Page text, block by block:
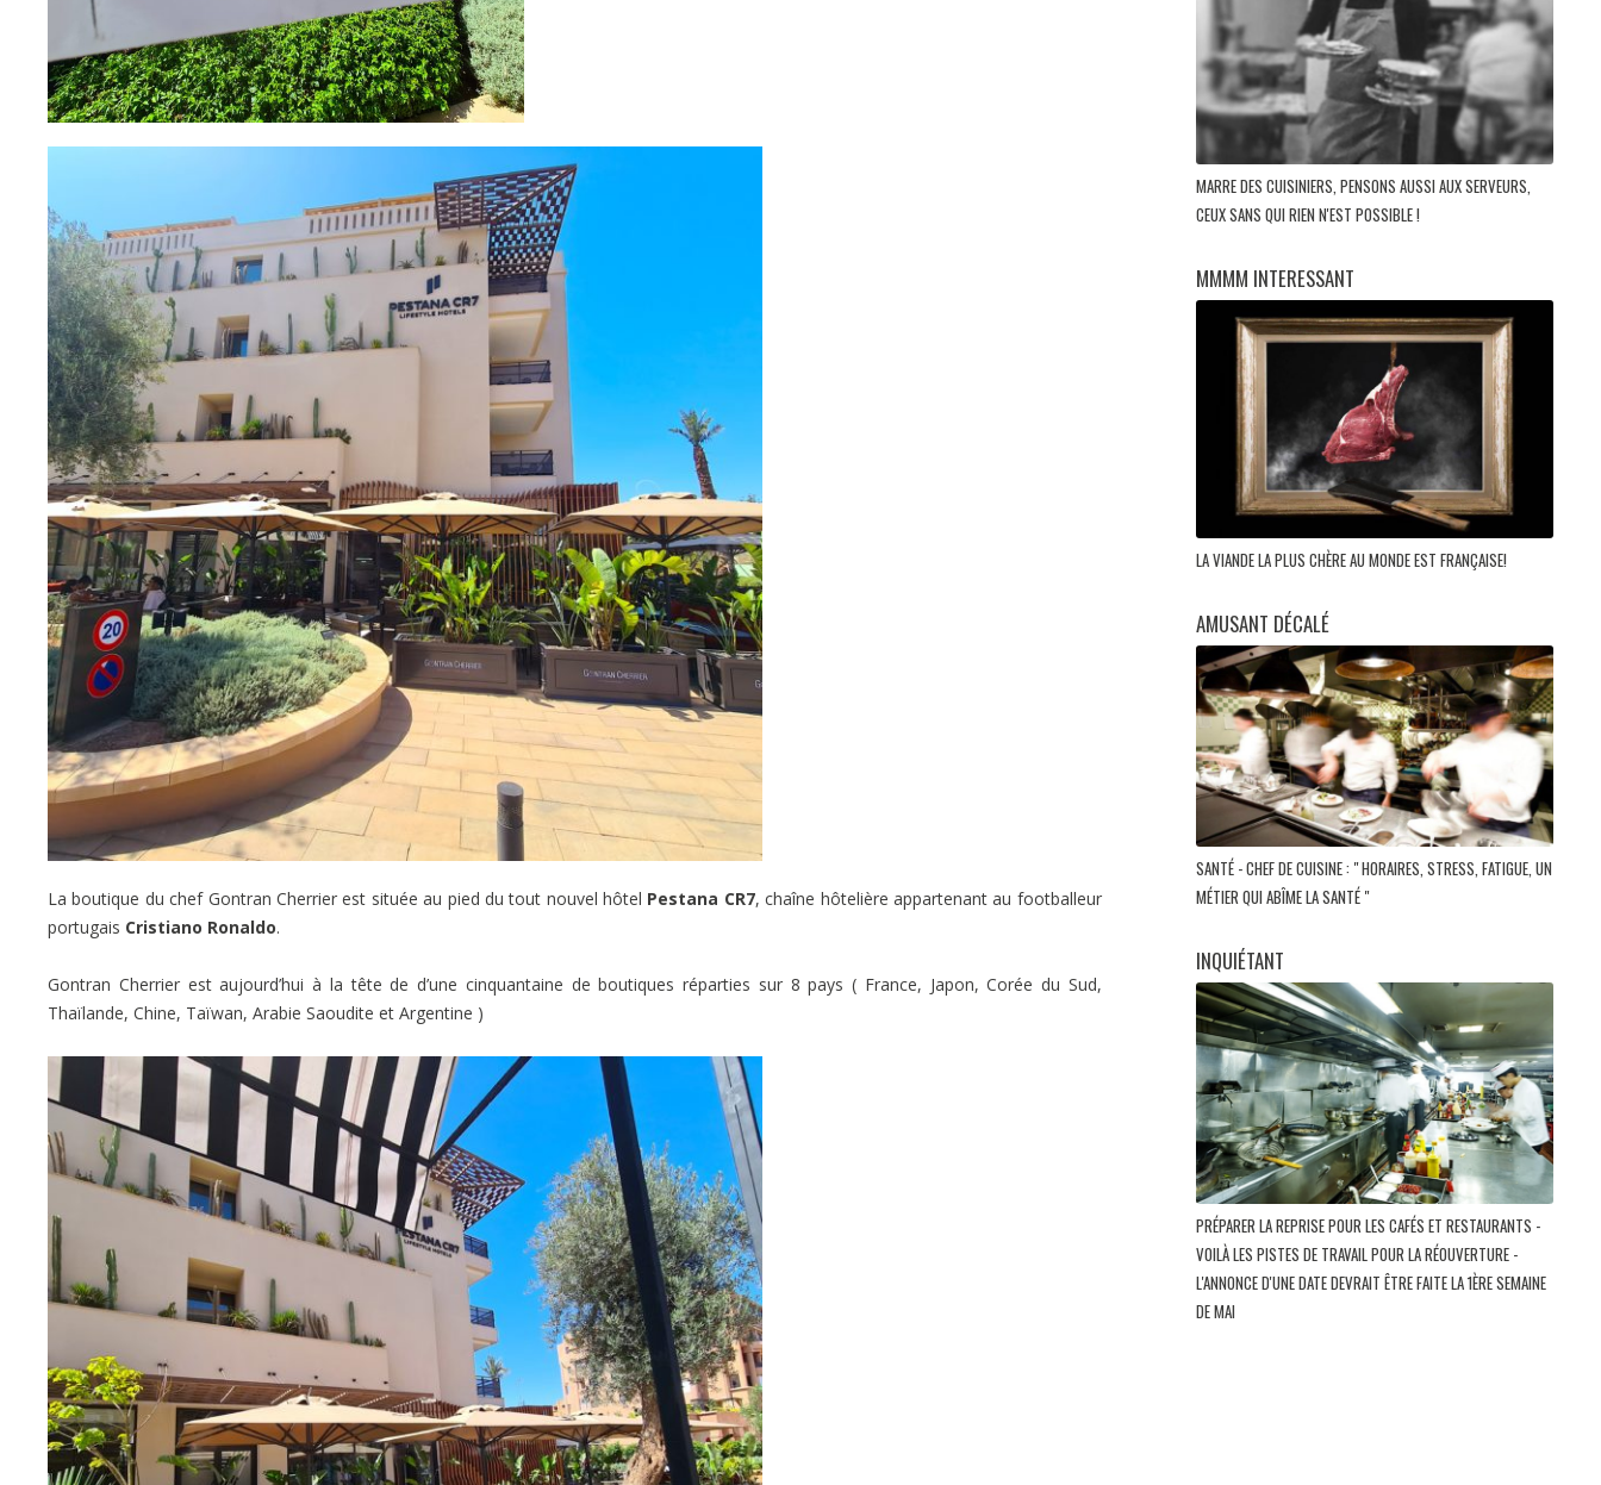
La boutique du chef Gontran Cherrier est située au pied du tout nouvel hôtel Pestana CR7, chaîne hôtelière appartenant au footballeur
portugais Cristiano Ronaldo.
Gontran Cherrier est aujourd’hui à la tête de d’une cinquantaine de boutiques réparties sur 8 pays ( France, Japon, Corée du Sud,
Thaïlande, Chine, Taïwan, Arabie Saoudite et Argentine )
MARRE DES CUISINIERS, PENSONS AUSSI AUX SERVEURS,
CEUX SANS QUI RIEN N'EST POSSIBLE !
MMMM INTERESSANT
LA VIANDE LA PLUS CHÈRE AU MONDE EST FRANÇAISE!
AMUSANT DÉCALÉ
SANTÉ - CHEF DE CUISINE : " HORAIRES, STRESS, FATIGUE, UN
MÉTIER QUI ABÎME LA SANTÉ "
INQUIÉTANT
PRÉPARER LA REPRISE POUR LES CAFÉS ET RESTAURANTS -
VOILÀ LES PISTES DE TRAVAIL POUR LA RÉOUVERTURE -
L'ANNONCE D'UNE DATE DEVRAIT ÊTRE FAITE LA 1ÈRE SEMAINE
DE MAI